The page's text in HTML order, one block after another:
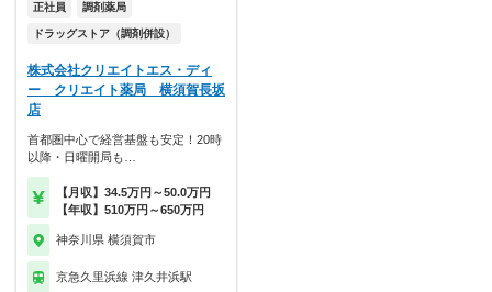
正社員 調剤薬局
ドラッグストア（調剤併設）
株式会社クリエイトエス・ディ
ー クリエイト薬局 横須賀長坂
店
首都圏中心で経営基盤も安定！20時
以降・日曜開局も…
【月収】34.5万円～50.0万円
【年収】510万円～650万円
神奈川県 横須賀市
京急久里浜線 津久井浜駅